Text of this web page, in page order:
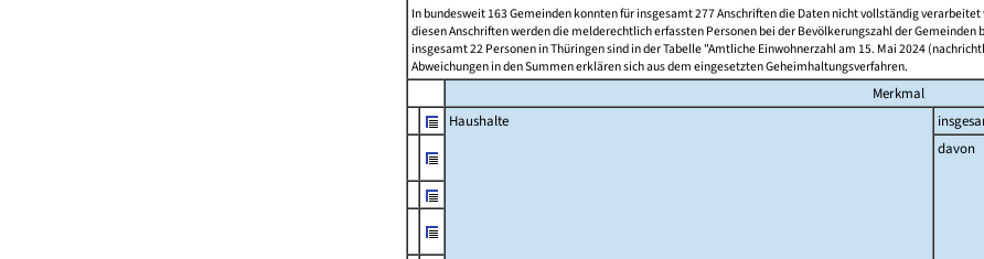
In bundesweit 163 Gemeinden konnten für insgesamt 277 Anschriften die Daten nicht vollständig
diesen Anschriften werden die melderechtlich erfassten Personen bei der Bevölkerungszahl der
insgesamt 22 Personen in Thüringen sind in der Tabelle "Amtliche Einwohnerzahl am 15. Mai 2024
Abweichungen in den Summen erklären sich aus dem eingesetzten Geheimhaltungsverfahren.
Merkmal
Haushalte
davon